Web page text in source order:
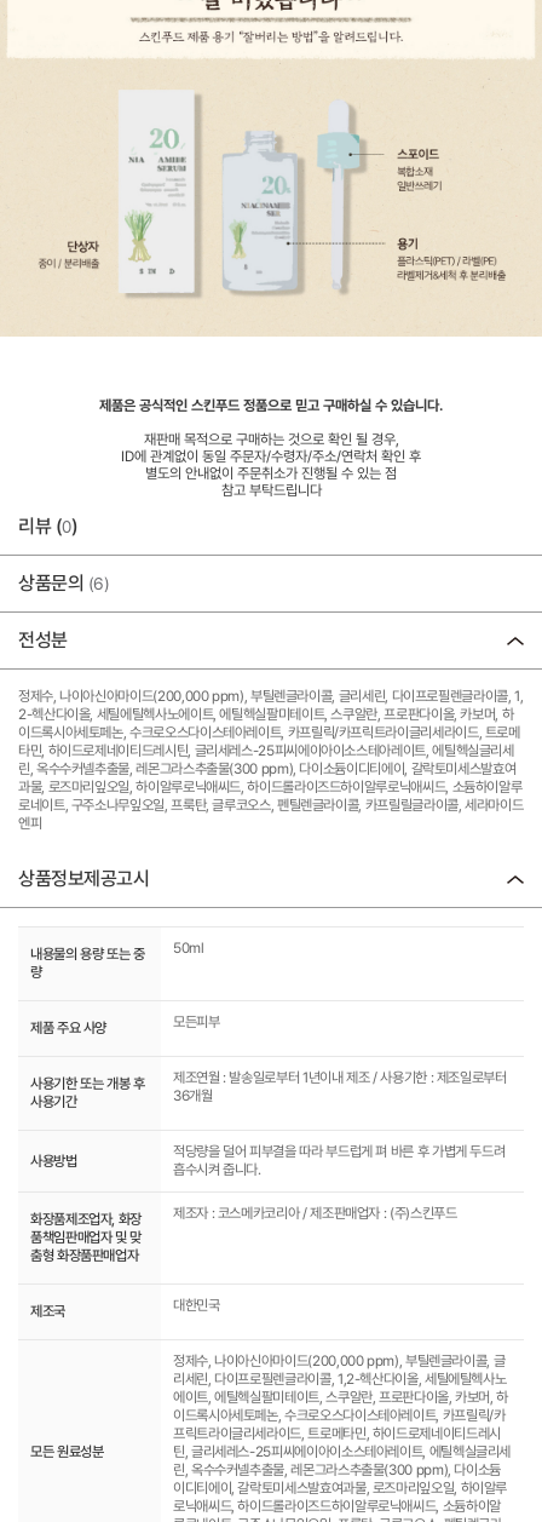
제품은 공식적인 스킨푸드 정품으로 믿고 구매하실 수 있습니다.
재판매 목적으로 구매하는 것으로 확인 될 경우,
ID에 관계없이 동일 주문자/수령자/주소/연락처 확인 후
별도의 안내없이 주문취소가 진행될 수 있는 점
참고 부탁드립니다
리뷰 (0)
상품문의 (6)
전성분
정제수, 나이아신아마이드(200,000 ppm), 부틸렌글라이콜, 글리세린, 다이프로필렌글라이콜, 1,
2-헥산다이올, 세틸에틸헥사노에이트, 에틸헥실팔미테이트, 스쿠알란, 프로판다이올, 카보머, 하
이드록시아세토페논, 수크로오스다이스테아레이트, 카프릴릭/카프릭트라이글리세라이드, 트로메
타민, 하이드로제네이티드레시틴, 글리세레스-25피씨에이아이소스테아레이트, 에틸헥실글리세
린, 옥수수커넬추출물, 레몬그라스추출물(300 ppm), 다이소듐이디티에이, 갈락토미세스발효여
과물, 로즈마리잎오일, 하이알루로닉애씨드, 하이드롤라이즈드하이알루로닉애씨드, 소듐하이알루
로네이트, 구주소나무잎오일, 프룩탄, 글루코오스, 펜틸렌글라이콜, 카프릴릴글라이콜, 세라마이드
엔피
상품정보제공고시
내용물의 용량 또는 중
량
50ml
제품 주요 사양 모든피부
사용기한 또는 개봉 후
사용기간
제조연월 : 발송일로부터 1년이내 제조 / 사용기한 : 제조일로부터
36개월
사용방법
적당량을 덜어 피부결을 따라 부드럽게 펴 바른 후 가볍게 두드려
흡수시켜 줍니다.
화장품제조업자, 화장
품책임판매업자 및 맞
춤형 화장품판매업자
제조자 : 코스메카코리아 / 제조판매업자 : (주)스킨푸드
제조국 대한민국
모든 원료성분
정제수, 나이아신아마이드(200,000 ppm), 부틸렌글라이콜, 글
리세린, 다이프로필렌글라이콜, 1,2-헥산다이올, 세틸에틸헥사노
에이트, 에틸헥실팔미테이트, 스쿠알란, 프로판다이올, 카보머, 하
이드록시아세토페논, 수크로오스다이스테아레이트, 카프릴릭/카
프릭트라이글리세라이드, 트로메타민, 하이드로제네이티드레시
틴, 글리세레스-25피씨에이아이소스테아레이트, 에틸헥실글리세
린, 옥수수커넬추출물, 레몬그라스추출물(300 ppm), 다이소듐
이디티에이, 갈락토미세스발효여과물, 로즈마리잎오일, 하이알루
로닉애씨드, 하이드롤라이즈드하이알루로닉애씨드, 소듐하이알